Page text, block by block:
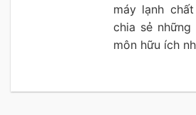
máy lạnh
chia sẻ
môn hữu ích